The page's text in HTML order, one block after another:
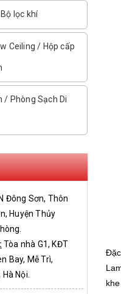
lọc khí
Ceiling / Hộp cấp
/ Phòng Sạch Di
Đông Sơn, Thôn
Huyện Thủy
Tòa nhà G1, KĐT
Bay, Mễ Trì,
Nội.